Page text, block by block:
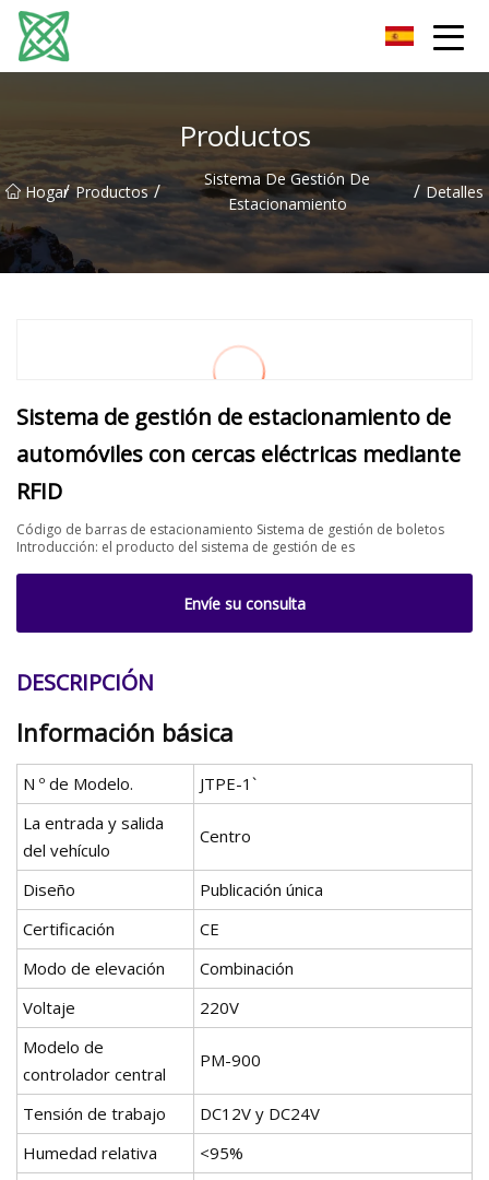
Productos
Hogar/ Productos /
Sistema De Gestión De
Estacionamiento
/ Detalles
Sistema de gestión de estacionamiento de
automóviles con cercas eléctricas mediante
RFID
Código de barras de estacionamiento Sistema de gestión de boletos
Introducción: el producto del sistema de gestión de es
Envíe su consulta
DESCRIPCIÓN
Información básica
N º de Modelo.
JTPE-1`
La entrada y salida
del vehículo
Centro
Diseño
Publicación única
Certificación
CE
Modo de elevación
Combinación
Voltaje
220V
Modelo de
controlador central
PM-900
Tensión de trabajo
DC12V y DC24V
Humedad relativa
<95%